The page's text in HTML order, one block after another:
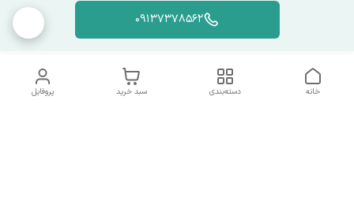
09137378562
پروفایل سبد خرید دسته‌بندی خانه